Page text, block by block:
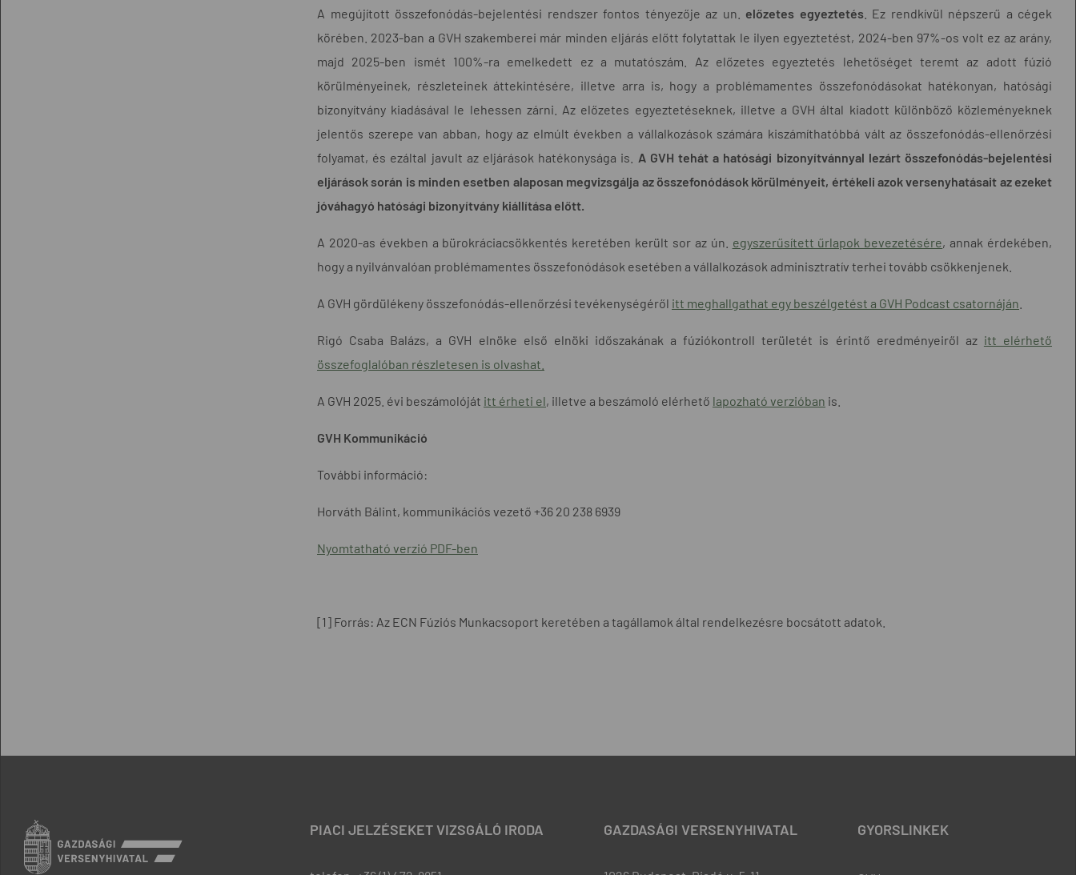
A megújított összefonódás-bejelentési rendszer fontos tényezője az un. előzetes egyeztetés. Ez rendkívül népszerű a cégek
körében. 2023-ban a GVH szakemberei már minden eljárás előtt folytattak le ilyen egyeztetést, 2024-ben 97%-os volt ez az arány,
majd 2025-ben ismét 100%-ra emelkedett ez a mutatószám. Az előzetes egyeztetés lehetőséget teremt az adott fúzió
körülményeinek, részleteinek áttekintésére, illetve arra is, hogy a problémamentes összefonódásokat hatékonyan, hatósági
bizonyítvány kiadásával le lehessen zárni. Az előzetes egyeztetéseknek, illetve a GVH által kiadott különböző közleményeknek
jelentős szerepe van abban, hogy az elmúlt években a vállalkozások számára kiszámíthatóbbá vált az összefonódás-ellenőrzési
folyamat, és ezáltal javult az eljárások hatékonysága is. A GVH tehát a hatósági bizonyítvánnyal lezárt összefonódás-bejelentési
eljárások során is minden esetben alaposan megvizsgálja az összefonódások körülményeit, értékeli azok versenyhatásait az ezeket
jóváhagyó hatósági bizonyítvány kiállítása előtt.
A 2020-as években a bürokráciacsökkentés keretében került sor az ún. egyszerűsített űrlapok bevezetésére, annak érdekében,
hogy a nyilvánvalóan problémamentes összefonódások esetében a vállalkozások adminisztratív terhei tovább csökkenjenek.
A GVH gördülékeny összefonódás-ellenőrzési tevékenységéről itt meghallgathat egy beszélgetést a GVH Podcast csatornáján
Rigó Csaba Balázs, a GVH elnöke első elnöki időszakának a fúziókontroll területét is érintő eredményeiről az itt elérhető
összefoglalóban részletesen is olvashat.
A GVH 2025. évi beszámolóját itt érheti el, illetve a beszámoló elérhető lapozható verzióban is.
GVH Kommunikáció
További információ:
Horváth Bálint, kommunikációs vezető +36 20 238 6939
Nyomtatható verzió PDF-ben
[1] Forrás: Az ECN Fúziós Munkacsoport keretében a tagállamok által rendelkezésre bocsátott adatok.
PIACI JELZÉSEKET VIZSGÁLÓ IRODA GAZDASÁGI VERSENYHIVATAL GYORSLINKEK